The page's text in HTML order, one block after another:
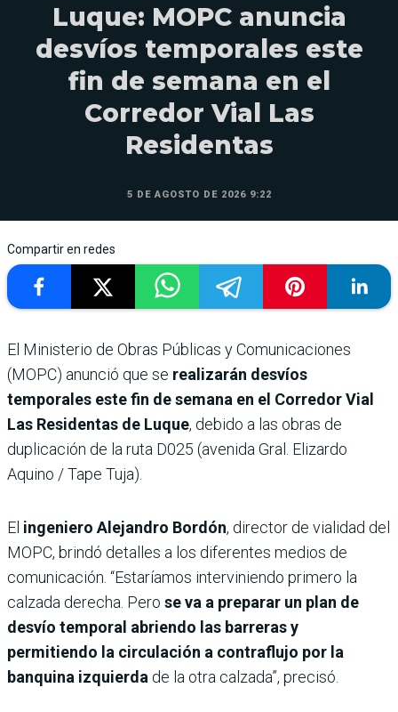
Luque: MOPC anuncia
desvíos temporales este
fin de semana en el
Corredor Vial Las
Residentas
5 DE AGOSTO DE 2026 9:22
Compartir en redes
El Ministerio de Obras Públicas y Comunicaciones
(MOPC) anunció que se realizarán desvíos
temporales este fin de semana en el Corredor Vial
Las Residentas de Luque, debido a las obras de
duplicación de la ruta D025 (avenida Gral. Elizardo
Aquino / Tape Tuja).
El ingeniero Alejandro Bordón, director de vialidad del
MOPC, brindó detalles a los diferentes medios de
comunicación. “Estaríamos interviniendo primero la
calzada derecha. Pero se va a preparar un plan de
desvío temporal abriendo las barreras y
permitiendo la circulación a contraflujo por la
banquina izquierda de la otra calzada”, precisó.